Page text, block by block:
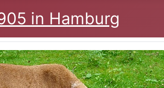
in Hamburg